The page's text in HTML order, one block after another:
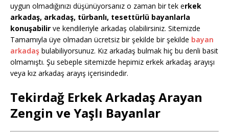
uygun olmadığınızı düşünüyorsanız o zaman bir tek erkek
arkadaş, arkadaş, türbanlı, tesettürlü bayanlarla
konuşabilir ve kendileriyle arkadaş olabilirsiniz. Sitemizde
Tamamıyla üye olmadan ücretsiz bir şekilde bir şekilde bayan
arkadaş bulabiliyorsunuz. Kız arkadaş bulmak hiç bu denli basit
olmamıştı. Şu sebeple sitemizde hepimiz erkek arkadaş arayışı
veya kız arkadaş arayış içerisindedir.
Tekirdağ Erkek Arkadaş Arayan
Zengin ve Yaşlı Bayanlar